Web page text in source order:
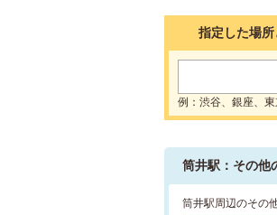
指定した場
例：渋谷、銀座、
筒井駅：その他
筒井駅周辺のその